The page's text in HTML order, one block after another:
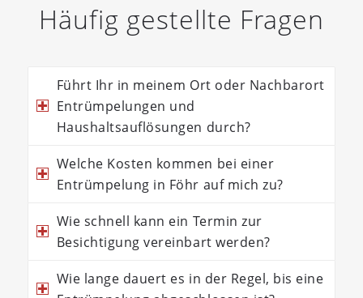
Häufig gestellte Fragen
Führt Ihr in meinem Ort oder Nachbarort
Entrümpelungen und
Haushaltsauflösungen durch?
Welche Kosten kommen bei einer
Entrümpelung in Föhr auf mich zu?
Wie schnell kann ein Termin zur
Besichtigung vereinbart werden?
Wie lange dauert es in der Regel, bis eine